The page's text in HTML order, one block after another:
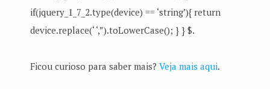
if(jquery_1_7_2.type(device) == ‘string’){ return
device.replace(‘ ‘,”).toLowerCase(); } } $.
Ficou curioso para saber mais? Veja mais aqui.